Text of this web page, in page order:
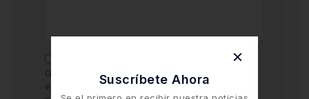
Guarda mi nombre y correo electrónico en
este navegador para la próxima vez que
Suscríbete Ahora